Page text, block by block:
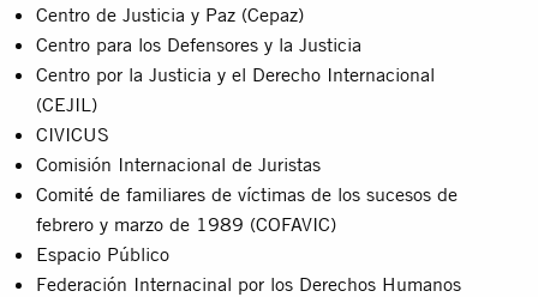
Centro de Justicia y Paz (Cepaz)
Centro para los Defensores y la Justicia
Centro por la Justicia y el Derecho Internacional
(CEJIL)
CIVICUS
Comisión Internacional de Juristas
Comité de familiares de víctimas de los sucesos de
febrero y marzo de 1989 (COFAVIC)
Espacio Público
Federación Internacinal por los Derechos Humanos